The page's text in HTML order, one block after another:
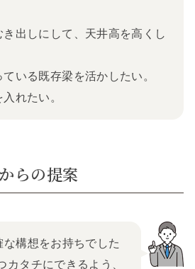
き出しにして、天井高を高くし
いる既存梁を活かしたい。
れたい。
らの提案
構想をお持ちでした
カタチにできるよう、